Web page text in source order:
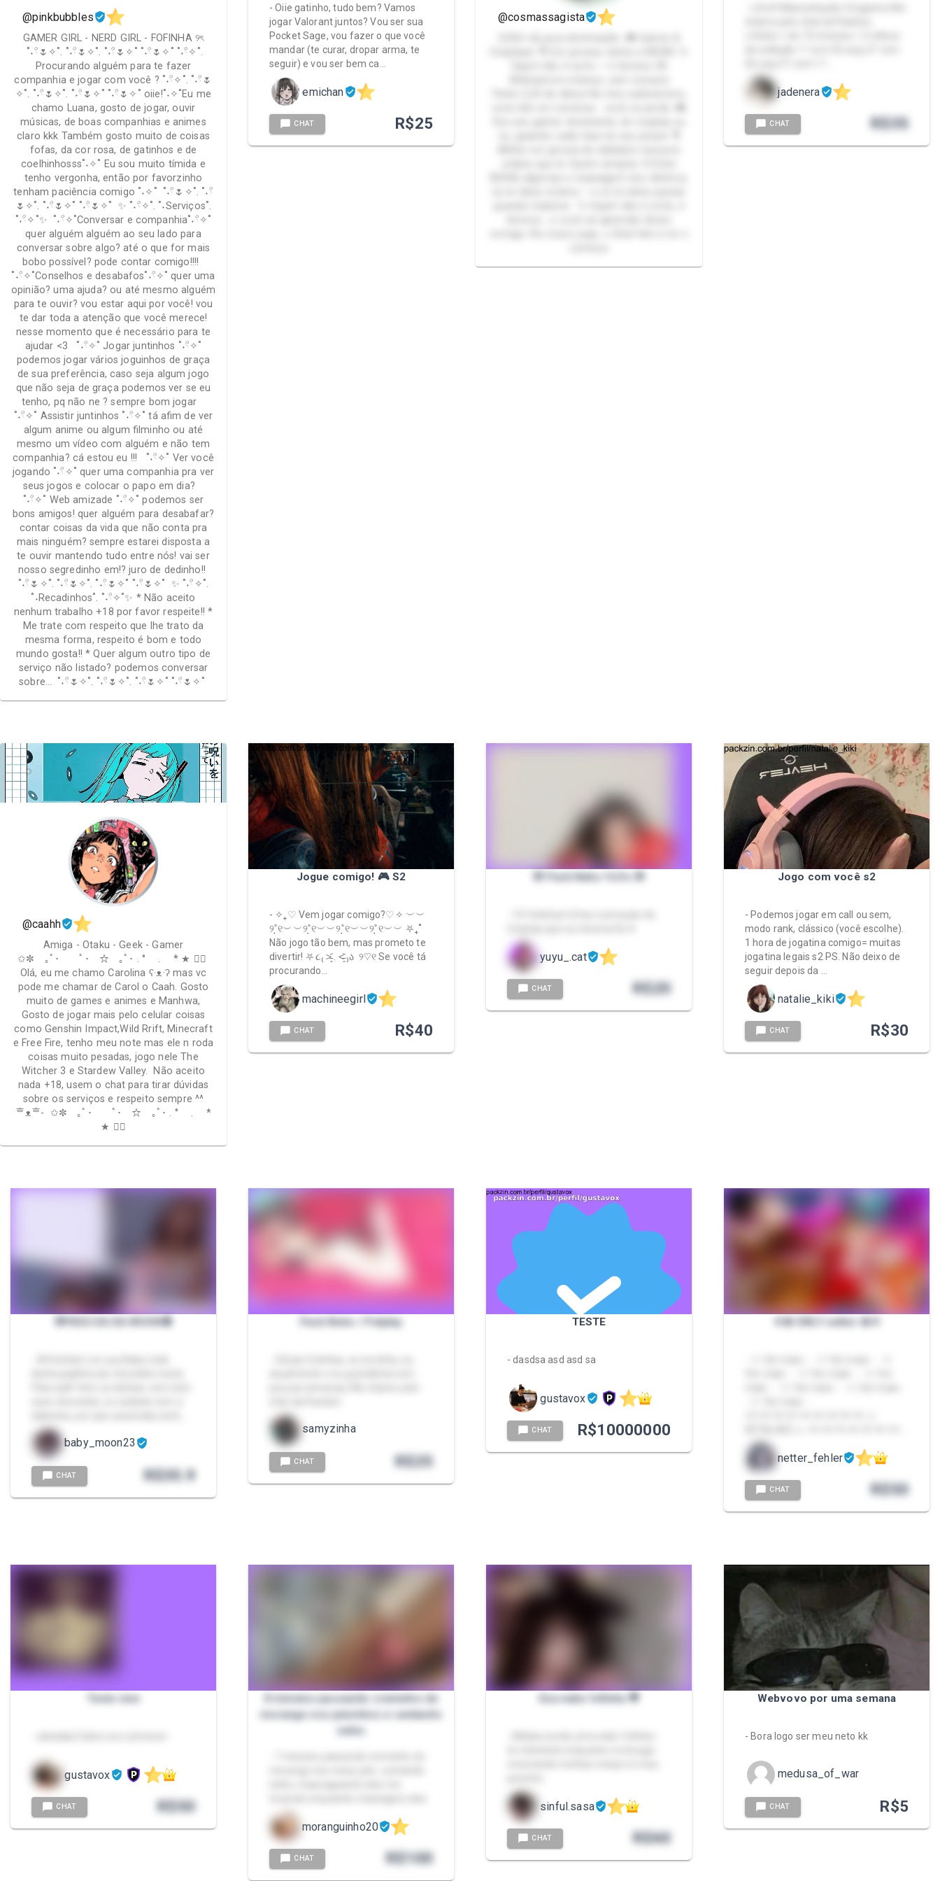
@pinkbubbles
GAMER GIRL - NERD GIRL - FOFINHA ୨ৎ
Procurando alguém para te fazer
companhia e jogar com você ? ˚˖𓍢✧˚. ˚˖𓍢🌷
✧˚. ˚˖𓍢🌷✧˚. ˚˖𓍢🌷✧˚ ˚˖𓍢🌷✧˚ oiie!˚˖✧˚Eu me
chamo Luana, gosto de jogar, ouvir
músicas, de boas companhias e animes
claro kkk Também gosto muito de coisas
fofas, da cor rosa, de gatinhos e de
coelhinhosss˚˖✧˚ Eu sou muito tímida e
tenho vergonha, então por favorzinho
tenham paciência comigo ˚˖✧˚ ˚˖𓍢🌷✧˚. ˚˖𓍢
🌷✧˚. ˚˖𓍢🌷✧˚ ˚˖𓍢🌷✧˚ ✨ ˚˖𓍢✧˚. ˚˖Serviços˚.
˚˖𓍢✧˚✨ ˚˖𓍢✧˚Conversar e companhia˚˖𓍢✧˚
quer alguém alguém ao seu lado para
conversar sobre algo? até o que for mais
bobo possível? pode contar comigo!!!!
˚˖𓍢✧˚Conselhos e desabafos˚˖𓍢✧˚ quer uma
opinião? uma ajuda? ou até mesmo alguém
para te ouvir? vou estar aqui por você! vou
te dar toda a atenção que você merece!
nesse momento que é necessário para te
ajudar <3 ˚˖𓍢✧˚ Jogar juntinhos ˚˖𓍢✧˚
podemos jogar vários joguinhos de graça
de sua preferência, caso seja algum jogo
que não seja de graça podemos ver se eu
tenho, pq não ne ? sempre bom jogar
˚˖𓍢✧˚ Assistir juntinhos ˚˖𓍢✧˚ tá afim de ver
algum anime ou algum filminho ou até
mesmo um vídeo com alguém e não tem
companhia? cá estou eu !!! ˚˖𓍢✧˚ Ver você
jogando ˚˖𓍢✧˚ quer uma companhia pra ver
seus jogos e colocar o papo em dia?
˚˖𓍢✧˚ Web amizade ˚˖𓍢✧˚ podemos ser
bons amigos! quer alguém para desabafar?
contar coisas da vida que não conta pra
mais ninguém? sempre estarei disposta a
te ouvir mantendo tudo entre nós! vai ser
nosso segredinho em!? juro de dedinho!!
˚˖𓍢🌷✧˚. ˚˖𓍢🌷✧˚. ˚˖𓍢🌷✧˚ ˚˖𓍢🌷✧˚ ✨ ˚˖𓍢✧˚.
˚˖Recadinhos˚. ˚˖𓍢✧˚✨ * Não aceito
nenhum trabalho +18 por favor respeite!! *
Me trate com respeito que lhe trato da
mesma forma, respeito é bom e todo
mundo gosta!! * Quer algum outro tipo de
serviço não listado? podemos conversar
sobre… ˚˖𓍢🌷✧˚. ˚˖𓍢🌷✧˚. ˚˖𓍢🌷✧˚ ˚˖𓍢🌷✧˚
- Oiie gatinho, tudo bem? Vamos
jogar Valorant juntos? Vou ser sua
Pocket Sage, vou fazer o que você
mandar (te curar, dropar arma, te
seguir) e vou ser bem ca…
emichan
CHAT R$25
@cosmassagista
jadenera
CHAT R$35
@caahh
Amiga - Otaku - Geek - Gamer
✩✼ ｡ﾟ･ ﾟ･ ☆ ｡ﾟ･ . ° . * ★ ✩ೃ
Olá, eu me chamo Carolina ʕ⁠·⁠ᴥ⁠·⁠ʔ mas vc
pode me chamar de Carol o Caah. Gosto
muito de games e animes e Manhwa,
Gosto de jogar mais pelo celular coisas
como Genshin Impact,Wild Rrift, Minecraft
e Free Fire, tenho meu note mas ele n roda
coisas muito pesadas, jogo nele The
Witcher 3 e Stardew Valley. Não aceito
nada +18, usem o chat para tirar dúvidas
sobre os serviços e respeito sempre ^^
⁠ᄒ⁠ᴥ⁠ᄒ⁠- ✩✼ ｡ﾟ･ ﾟ･ ☆ ｡ﾟ･ . ° . *
★ ✩ೃ
Jogue comigo! 🎮 S2
- ✧₊♡ Vem jogar comigo?♡✧ ︶︶
୨˚̣̣̣୧︶︶୨˚̣̣̣୧︶︶୨˚̣̣̣୧︶︶୨˚̣̣̣୧︶︶ ⛧₊˚
Não jogo tão bem, mas prometo te
divertir! ⛧૮₍ ˃̵͈᷄ . ˂̵͈᷅ ₎ა ㅤ ୨♡୧ Se você tá
procurando…
machineegirl
CHAT R$40
🌸 Pack Neko YuYu 🌸
yuyu_.cat
CHAT R$20
Jogo com você s2
- Podemos jogar em call ou sem,
modo rank, clássico (você escolhe).
1 hora de jogatina comigo= muitas
jogatina legais s2 PS. Não deixo de
seguir depois da …
natalie_kiki
CHAT R$30
baby_moon23
CHAT R$35.9
Pack Neko / Petplay
samyzinha
CHAT R$25
TESTE
- dasdsa asd asd sa
gustavox
CHAT R$10000000
⛧࿇ ONLY netter ࿇⛧
netter_fehler
CHAT R$50
Teste new
gustavox
CHAT R$50
8 minutos passando creminho de
morango nos pézinhos e sentando
neles
moranguinho20
CHAT R$100
Sua neko fofinha 💗
sinful.sasa
CHAT R$60
Webvovo por uma semana
- Bora logo ser meu neto kk
medusa_of_war
CHAT R$5